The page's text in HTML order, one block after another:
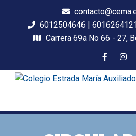
6012504646 |
Carrera 69a No 66 - 27,
Auxiliadora